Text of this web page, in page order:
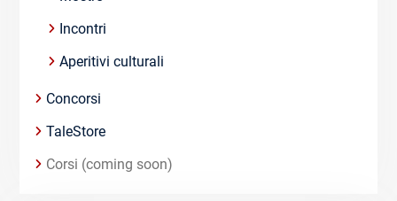
Incontri
Aperitivi culturali
Concorsi
TaleStore
Corsi (coming soon)